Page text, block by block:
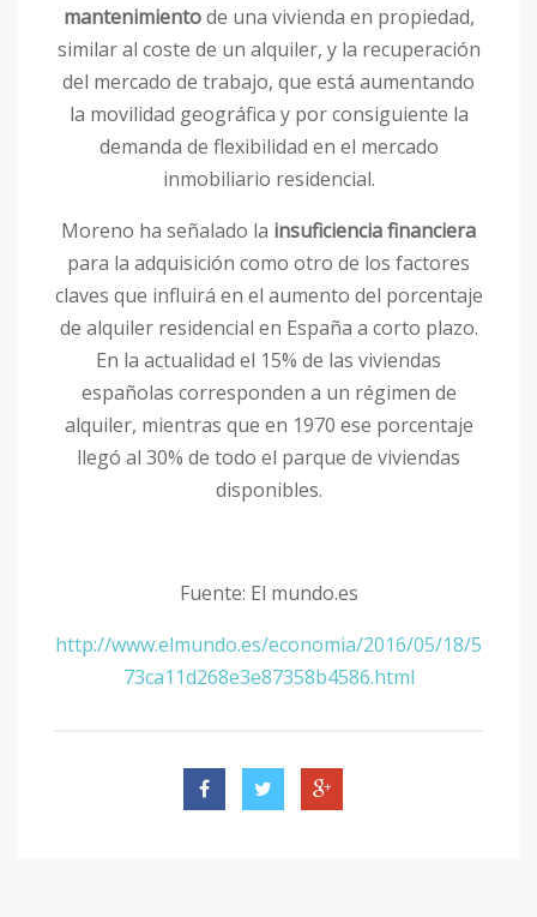
mantenimientode una vivienda en propiedad,
similar al coste de un alquiler, y la recuperación
del mercado de trabajo, que está aumentando
la movilidad geográfica y por consiguiente la
demanda de flexibilidad en el mercado
inmobiliario residencial.
Moreno ha señalado la insuficiencia financiera
para la adquisición como otro de los factores
claves que influirá en el aumento del porcentaje
de alquiler residencial en España a corto plazo.
En la actualidad el 15% de las viviendas
españolas corresponden a un régimen de
alquiler, mientras que en 1970 ese porcentaje
llegó al 30% de todo el parque de viviendas
disponibles.
Fuente: El mundo.es
http://www.elmundo.es/economia/2016/05/18/5
73ca11d268e3e87358b4586.html